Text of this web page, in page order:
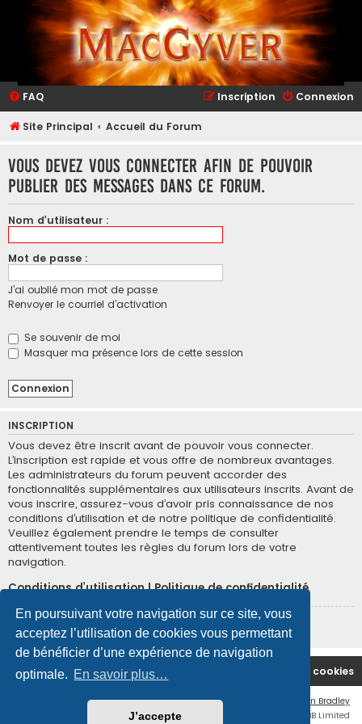
En poursuivant votre navigation sur ce site, vous
acceptez l’utilisation de cookies vous permettant
de bénéficier d’une expérience de navigation
optimale. En savoir plus…
J’accepte
FAQ Connexion
Inscription
Site Principal Accueil du Forum
Vous devez vous connecter afin de pouvoir
publier des messages dans ce forum.
Nom d’utilisateur :
Mot de passe :
J’ai oublié mon mot de passe
Renvoyer le courriel d’activation
Se souvenir de moi
Masquer ma présence lors de cette session
INSCRIPTION
Vous devez être inscrit avant de pouvoir vous connecter.
L’inscription est rapide et vous offre de nombreux avantages.
Les administrateurs du forum peuvent accorder des
fonctionnalités supplémentaires aux utilisateurs inscrits. Avant de
vous inscrire, assurez-vous d’avoir pris connaissance de nos
conditions d’utilisation et de notre politique de confidentialité.
Veuillez également prendre le temps de consulter
attentivement toutes les règles du forum lors de votre
navigation.
Conditions d’utilisation|Politique de confidentialité
Inscription
Site Principal Accueil du Forum Supprimer les cookies
Ian Bradley
Développé parphpBB
® Forum Software © phpBB Limited